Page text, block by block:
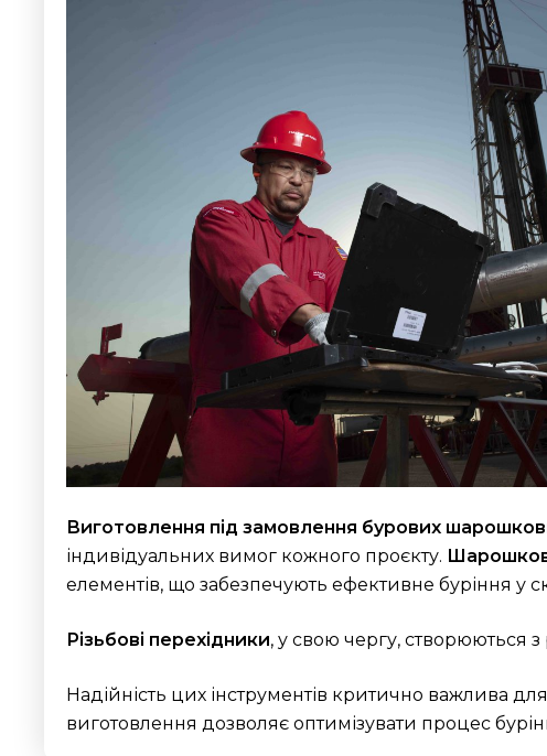
Виготовлення під замовлення бурових
індивідуальних вимог кожного проєкту.
елементів, що забезпечують ефективне буріння у
Різьбові перехідники, у свою чергу, створюються
Надійність цих інструментів критично важлива
виготовлення дозволяє оптимізувати процес